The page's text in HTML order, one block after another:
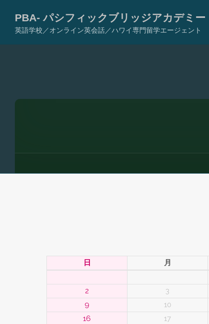
PBA- パシフィックブリッジアカデミー
英語学校／オンライン英会話／ハワイ専門留学エージェント
日
月
2
3
9
10
16
17